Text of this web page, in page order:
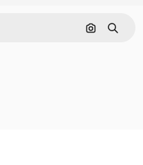
Поиск по
Поиск